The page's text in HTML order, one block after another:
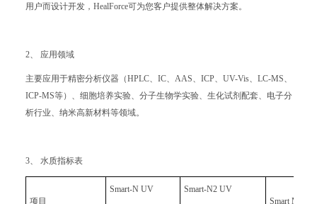
用户而设计开发，HealForce可为您客户提供整体解决方案。
2、 应用领域
主要应用于精密分析仪器（HPLC、IC、AAS、ICP、UV-Vis、LC-MS、
ICP-MS等）、细胞培养实验、分子生物学实验、生化试剂配套、电子分
析行业、纳米高新材料等领域。
3、 水质指标表
项目
Smart-N UV
Smart-N2 UV
Smart Mini